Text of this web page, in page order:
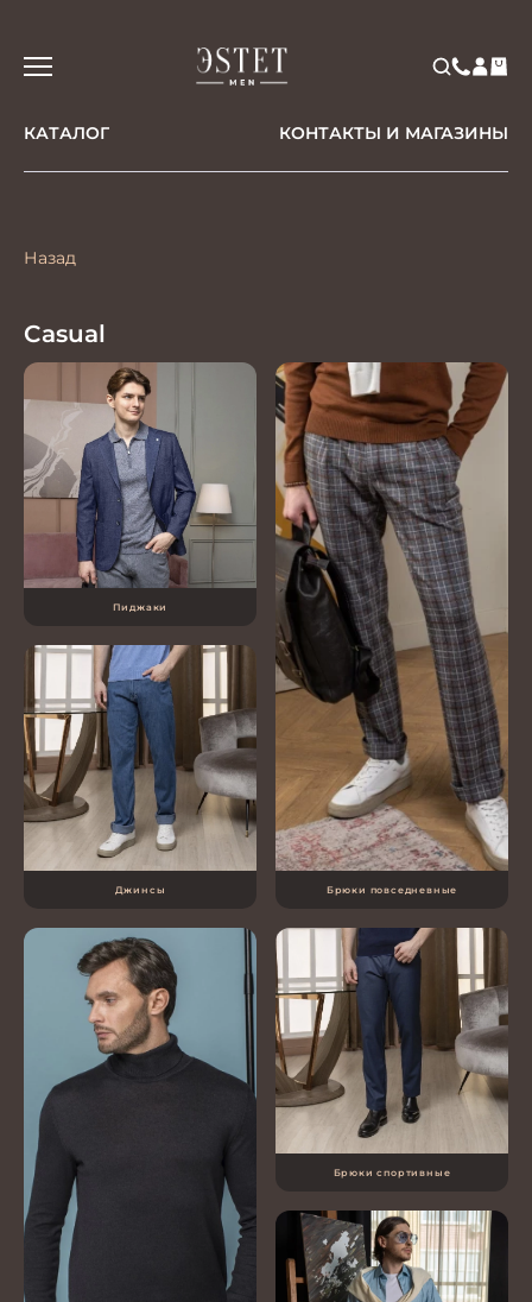
КАТАЛОГ КОНТАКТЫ И МАГАЗИНЫ
Назад
Casual
Пиджаки
Джинсы Брюки повседневные
Брюки спортивные